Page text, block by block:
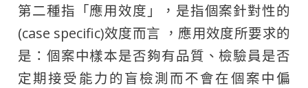
第二種指「應用效度」，是指個案針對性的
(case specific)效度而言 ，應用效度所要求的
是：個案中樣本是否夠有品質、檢驗員是否
定期接受能力的盲檢測而不會在個案中偏